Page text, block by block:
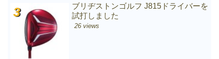
ブリヂストンゴルフ J815ドライバーを
試打しました
26 views